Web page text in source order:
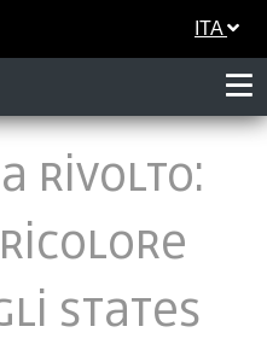
ITA
RIVOLTO:
STATES